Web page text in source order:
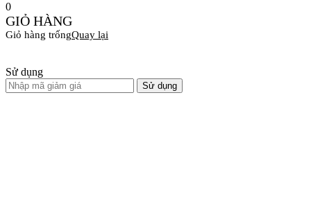
0
GIỎ HÀNG
Giỏ hàng trốngQuay lại
Sử dụng
Sử dụng